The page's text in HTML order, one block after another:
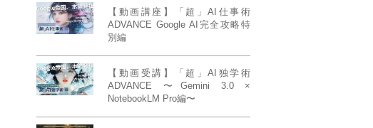
【動画講座】「超」AI仕事術
ADVANCE Google AI完全攻略特
別編
【動画受講】「超」AI独学術
ADVANCE 〜Gemini 3.0 ×
NotebookLM Pro編〜